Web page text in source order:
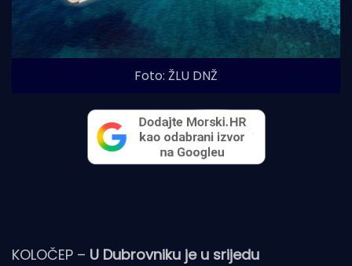
Foto: ŽLU DNŽ
KOLOČEP – U Dubrovniku je u srijedu